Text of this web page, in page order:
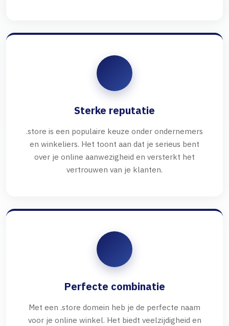
Sterke reputatie
.store is een populaire keuze onder ondernemers
en winkeliers. Het toont aan dat je serieus bent
over je online aanwezigheid en versterkt het
vertrouwen van je klanten.
Perfecte combinatie
Met een .store domein heb je de perfecte naam
voor je online winkel. Het biedt veelzijdigheid en